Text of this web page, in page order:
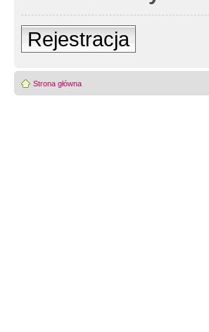
Rejestracja
Strona główna